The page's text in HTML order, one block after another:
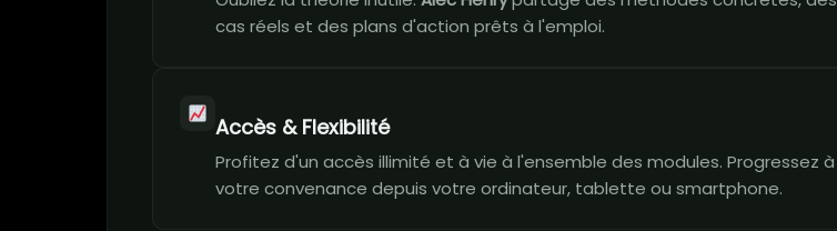
cas réels et des plans d'action prêts à l'emploi.
Accès & Flexibilité
Profitez d'un accès illimité et à vie à l'ensemble des modules. Progressez à
votre convenance depuis votre ordinateur, tablette ou smartphone.